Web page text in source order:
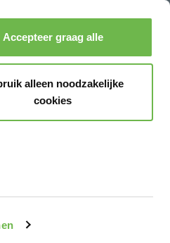
Accepteer graag alle
alleen noodzakelijke
cookies
Boeken Menu